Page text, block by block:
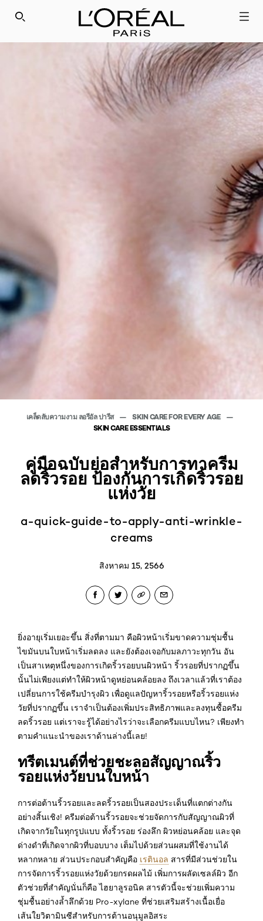
SEARCH THIS SITE
เคล็ดลับความงาม ลอรีอัล ปารีส
SKIN CARE FOR EVERY AGE
SKIN CARE ESSENTIALS
คู่มือฉบับย่อสำหรับการทาครีม
ลดริ้วรอย ป้องกันการเกิดริ้วรอย
แห่งวัย
a-quick-guide-to-apply-anti-wrinkle-
creams
สิงหาคม 15, 2566
ยิ่งอายุเริ่มเยอะขึ้น สิ่งที่ตามมา คือผิวหน้าเริ่มขาดความชุ่มชื้น
ไขมันบนใบหน้าเริ่มลดลง และยังต้องเจอกับมลภาวะทุกวัน อัน
เป็นสาเหตุหนึ่งของการเกิดริ้วรอยบนผิวหน้า ริ้วรอยที่ปรากฏขึ้น
นั้นไม่เพียงแต่ทำให้ผิวหน้าดูหย่อนคล้อยลง ถึงเวลาแล้วที่เราต้อง
เปลี่ยนการใช้ครีมบำรุงผิว เพื่อดูแลปัญหาริ้วรอยหรือริ้วรอยแห่ง
วัยที่ปรากฏขึ้น เราจำเป็นต้องเพิ่มประสิทธิภาพและลงทุนซื้อครีม
ลดริ้วรอย แต่เราจะรู้ได้อย่างไรว่าจะเลือกครีมแบบไหน? เพียงทำ
ตามคำแนะนำของเราด้านล่างนี้เลย!
ทรีตเมนต์ที่ช่วยชะลอสัญญาณริ้ว
รอยแห่งวัยบนใบหน้า
การต่อต้านริ้วรอยและลดริ้วรอยเป็นสองประเด็นที่แตกต่างกัน
อย่างสิ้นเชิง! ครีมต่อต้านริ้วรอยจะช่วยจัดการกับสัญญาณผิวที่
เกิดจากวัยในทุกรูปแบบ ทั้งริ้วรอย ร่องลึก ผิวหย่อนคล้อย และจุด
ด่างดำที่เกิดจากผิวที่บอบบาง เต็มไปด้วยส่วนผสมที่ใช้งานได้
หลากหลาย ส่วนประกอบสำคัญคือ เรตินอล สารที่มีส่วนช่วยใน
การจัดการริ้วรอยแห่งวัยด้วยกรดผลไม้ เพิ่มการผลัดเซลล์ผิว อีก
ตัวช่วยที่สำคัญนั่นก็คือ ไฮยาลูรอนิค สารตัวนี้จะช่วยเพิ่มความ
ชุ่มชื้นอย่างล้ำลึกด้วย Pro-xylane ที่ช่วยเสริมสร้างเนื้อเยื่อ
เส้นใยวิตามินซีสำหรับการต้านอนุมูลอิสระ